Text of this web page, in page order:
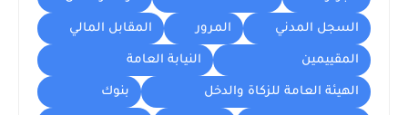
السجل المدني المرور المقابل المالي
المقييمين النيابة العامة
الهيئة العامة للزكاة والدخل بنوك